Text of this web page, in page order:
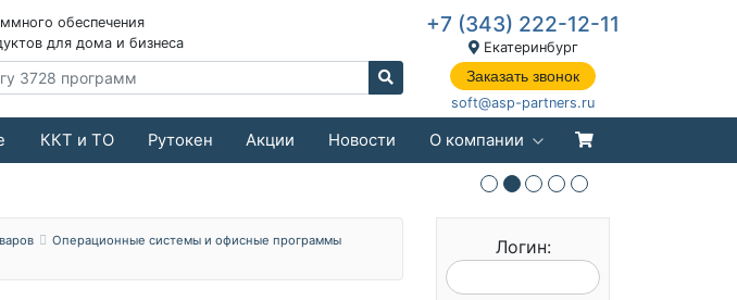
обеспечения
для дома и бизнеса
+7 (343) 222-12-11
Екатеринбург
Заказать звонок
soft@asp-partners.ru
ККТ и ТО Рутокен Акции Новости О компании
Операционные системы и офисные программы
Логин: